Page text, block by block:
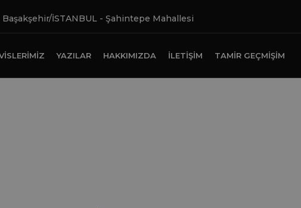
Başakşehir/İSTANBUL - Şahintepe Mahallesi
YAZILAR HAKKIMIZDA İLETIŞIM TAMIR GEÇMIŞIM